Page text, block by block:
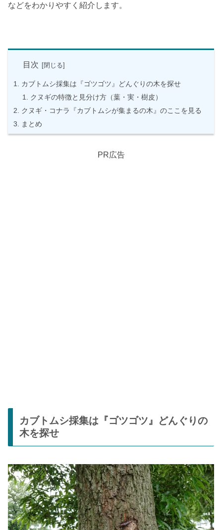
などをわかりやすく紹介します。
目次
カブトムシ採集は『ゴツゴツ』どんぐりの木を探せ
クヌギの特徴と見分け方（葉・実・樹皮）
クヌギ・コナラ『カブトムシが集まるの木』のここを見る
まとめ
PR広告
カブトムシ採集は『ゴツゴツ』どんぐりの
木を探せ